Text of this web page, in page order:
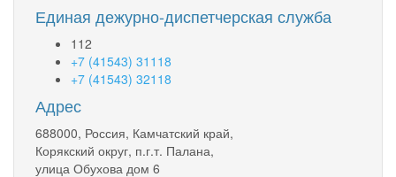
Единая дежурно-диспетчерская служба
112
+7 (41543) 31118
+7 (41543) 32118
Адрес
688000, Россия, Камчатский край,
Корякский округ, п.г.т. Палана,
улица Обухова дом 6